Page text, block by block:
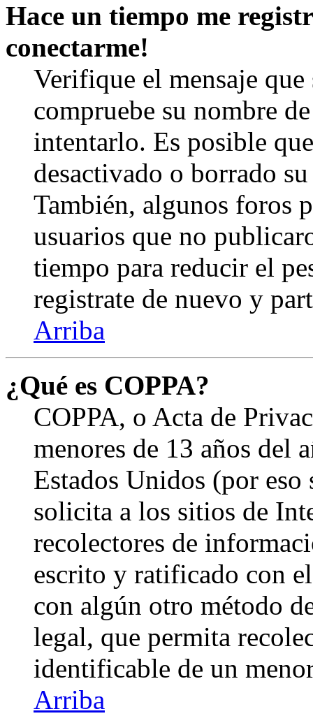
Hace un tiempo me
conectarme!
Verifique el mensaje
compruebe su nombre
intentarlo. Es posible
desactivado o borrado
También, algunos foros
usuarios que no
tiempo para reducir el
registrate de nuevo y
Arriba
¿Qué es COPPA?
COPPA, o Acta de
menores de 13 años del
Estados Unidos (por eso
solicita a los sitios de
recolectores de
escrito y ratificado con
con algún otro método
legal, que permita
identificable de un
Arriba